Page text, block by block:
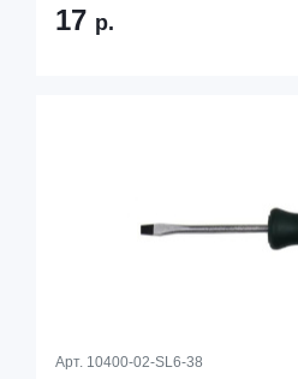
17 р.
Арт. 10400-02-SL6-38